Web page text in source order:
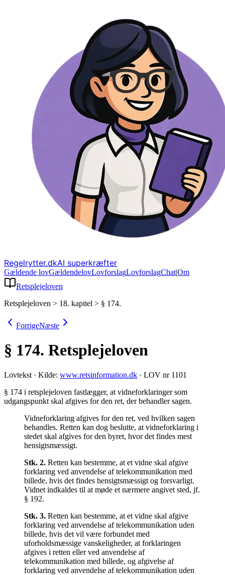
Regelrytter.dkAI superkræfter
Gældende lovGældendelovLovforslagLovforslagChat|Om
Retsplejeloven
Retsplejeloven > 18. kapitel > § 174.
ForrigeNæste
§ 174. Retsplejeloven
Lovtekst · Kilde: www.retsinformation.dk · LOV nr 1101
§ 174 i retsplejeloven fastlægger, at vidneforklaringer som
udgangspunkt skal afgives for den ret, der behandler sagen.
Vidneforklaring afgives for den ret, ved hvilken sagen
behandles. Retten kan dog beslutte, at vidneforklaring i
stedet skal afgives for den byret, hvor det findes mest
hensigtsmæssigt.
Stk. 2. Retten kan bestemme, at et vidne skal afgive
forklaring ved anvendelse af telekommunikation med
billede, hvis det findes hensigtsmæssigt og forsvarligt.
Vidnet indkaldes til at møde et nærmere angivet sted, jf.
§ 192.
Stk. 3. Retten kan bestemme, at et vidne skal afgive
forklaring ved anvendelse af telekommunikation uden
billede, hvis det vil være forbundet med
uforholdsmæssige vanskeligheder, at forklaringen
afgives i retten eller ved anvendelse af
telekommunikation med billede, og afgivelse af
forklaring ved anvendelse af telekommunikation uden